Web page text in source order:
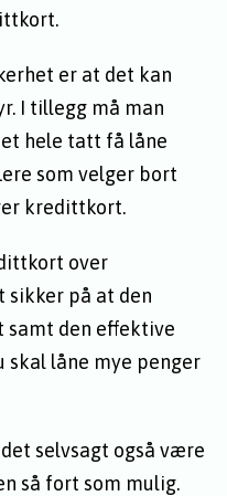
er at det kan
I tillegg må man
hele tatt få låne
som velger bort
kredittkort.
over
på at den
samt den effektive
låne mye penger
selvsagt også være
så fort som mulig.